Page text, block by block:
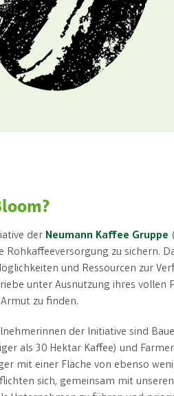
der Neumann Kaffee Gruppe
Rohkaffeeversorgung zu sichern.
und Ressourcen zur
unter Ausnutzung ihres vollen
zu finden.
der Initiative sind
als 30 Hektar Kaffee) und
mit einer Fläche von ebenso
sich, gemeinsam mit